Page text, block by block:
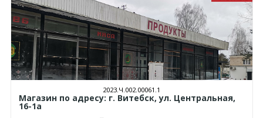
2023.Ч.002.00061.1
Магазин по адресу: г. Витебск, ул. Центральная,
16-1а